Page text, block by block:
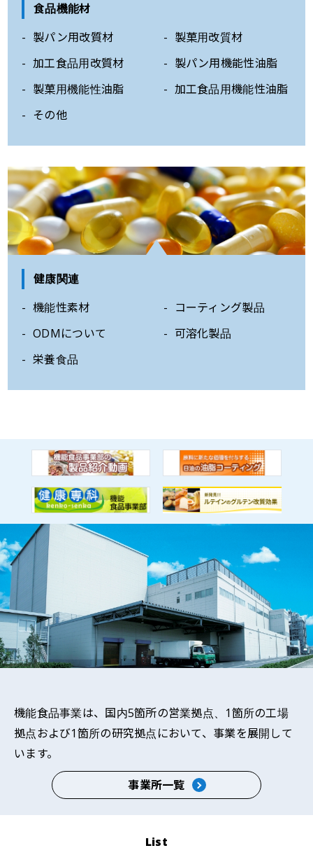
食品機能材
製パン用改質材
製菓用改質材
加工食品用改質材
製パン用機能性油脂
製菓用機能性油脂
加工食品用機能性油脂
その他
健康関連
機能性素材
コーティング製品
ODMについて
可溶化製品
栄養食品
機能食品事業は、国内5箇所の営業拠点、1箇所の工場
拠点および1箇所の研究拠点において、事業を展開して
います。
事業所一覧
List